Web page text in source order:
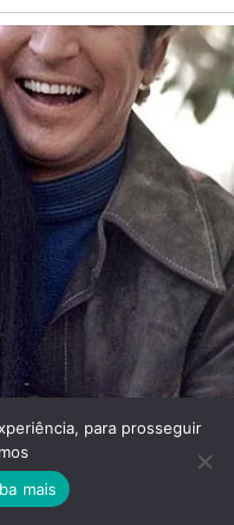
para prosseguir
mais